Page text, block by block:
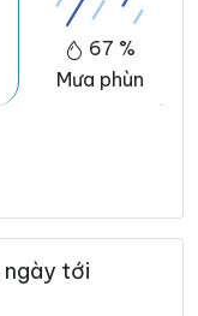
67 %
Mưa phùn
ngày tới